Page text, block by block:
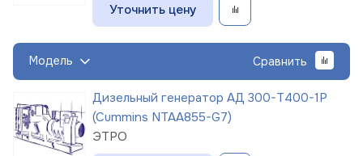
Уточнить цену
Модель Сравнить
Дизельный генератор АД 300-Т400-1Р
(Cummins NTAA855-G7)
ЭТРО